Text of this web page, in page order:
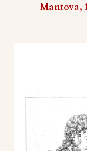
Mantova,